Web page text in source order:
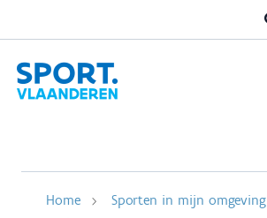
Home Sporten in mijn omgeving